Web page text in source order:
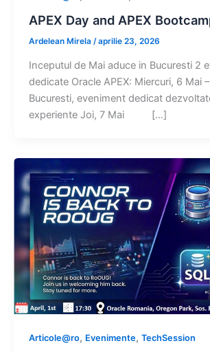
APEX Day and APEX
Ardelean Mirela /aprilie 23, 2026
Inceputul de Mai aduce in Bucuresti 2
dedicate Oracle APEX: Miercuri, 6 Mai
Bucuresti, eveniment dedicat
experiente Joi, 7 Mai […]
Articole@ro, Evenimente, TechSession